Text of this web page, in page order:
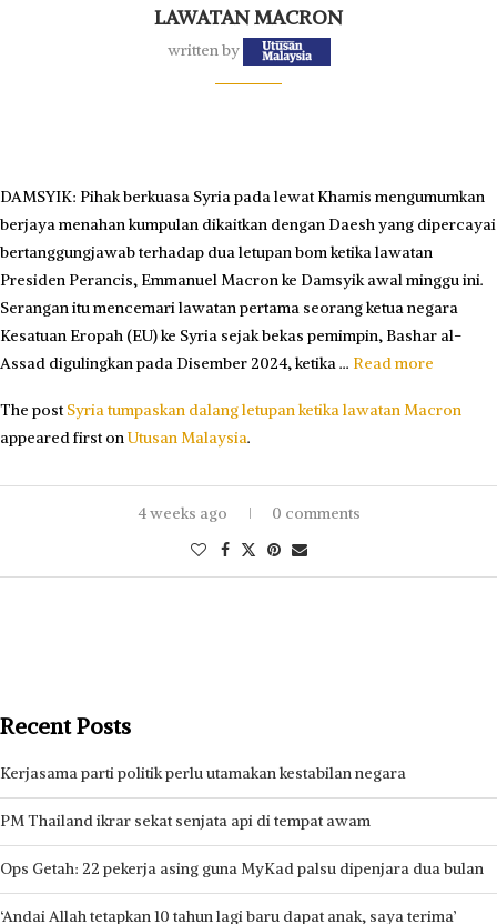
LAWATAN MACRON
written by
DAMSYIK: Pihak berkuasa Syria pada lewat Khamis mengumumkan
berjaya menahan kumpulan dikaitkan dengan Daesh yang dipercayai
bertanggungjawab terhadap dua letupan bom ketika lawatan
Presiden Perancis, Emmanuel Macron ke Damsyik awal minggu ini.
Serangan itu mencemari lawatan pertama seorang ketua negara
Kesatuan Eropah (EU) ke Syria sejak bekas pemimpin, Bashar al-
Assad digulingkan pada Disember 2024, ketika … Read more
The postSyria tumpaskan dalang letupan ketika lawatan Macron
appeared first onUtusan Malaysia.
4 weeks ago 0 comments
Recent Posts
Kerjasama parti politik perlu utamakan kestabilan negara
PM Thailand ikrar sekat senjata api di tempat awam
Ops Getah: 22 pekerja asing guna MyKad palsu dipenjara dua bulan
‘Andai Allah tetapkan 10 tahun lagi baru dapat anak, saya terima’